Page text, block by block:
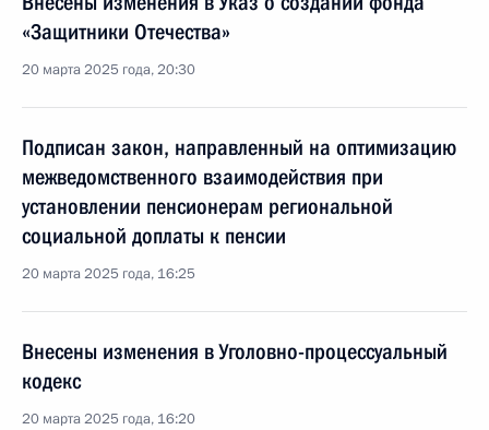
«Защитники Отечества»
20 марта 2025 года, 20:30
Подписан закон, направленный на оптимизацию
межведомственного взаимодействия при
установлении пенсионерам региональной
социальной доплаты к пенсии
20 марта 2025 года, 16:25
Внесены изменения в Уголовно-процессуальный
кодекс
20 марта 2025 года, 16:20